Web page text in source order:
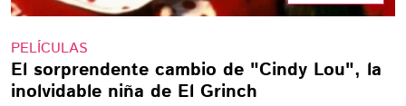
PELÍCULAS
El sorprendente cambio de "Cindy Lou", la
inolvidable niña de El Grinch